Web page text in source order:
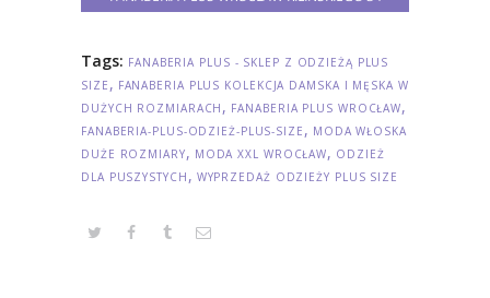
Tags: FANABERIA PLUS - SKLEP Z ODZIEŻĄ PLUS
SIZE , FANABERIA PLUS KOLEKCJA DAMSKA I MĘSKA W
DUŻYCH ROZMIARACH , FANABERIA PLUS WROCŁAW,
FANABERIA-PLUS-ODZIEŻ-PLUS-SIZE , MODA WŁOSKA
DUŻE ROZMIARY, MODA XXL WROCŁAW, ODZIEŻ
DLA PUSZYSTYCH , WYPRZEDAŻ ODZIEŻY PLUS SIZE